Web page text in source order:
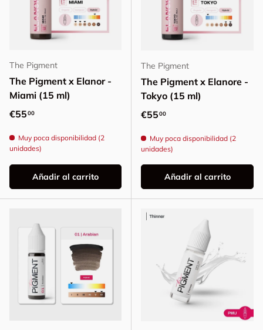
The Pigment
The Pigment x Elanor -
Miami (15 ml)
Precio normal
€5500
Muy poca disponibilidad (2
unidades)
Añadir al carrito
The Pigment
The Pigment x Elanore -
Tokyo (15 ml)
Precio normal
€5500
Muy poca disponibilidad (2
unidades)
Añadir al carrito